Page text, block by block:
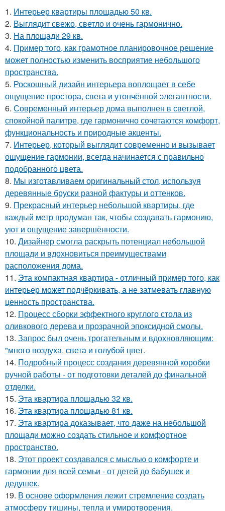
1. Интерьер квартиры площадью 50 кв.
2. Выглядит свежо, светло и очень гармонично.
3. На площади 29 кв.
4. Пример того, как грамотное планировочное решение
может полностью изменить восприятие небольшого
пространства.
5. Роскошный дизайн интерьера воплощает в себе
ощущение простора, света и утончённой элегантности.
6. Современный интерьер дома выполнен в светлой,
спокойной палитре, где гармонично сочетаются комфорт,
функциональность и природные акценты.
7. Интерьер, который выглядит современно и вызывает
ощущение гармонии, всегда начинается с правильно
подобранного цвета.
8. Мы изготавливаем оригинальный стол, используя
деревянные бруски разной фактуры и оттенков.
9. Прекрасный интерьер небольшой квартиры, где
каждый метр продуман так, чтобы создавать гармонию,
уют и ощущение завершённости.
10. Дизайнер смогла раскрыть потенциал небольшой
площади и вдохновиться преимуществами
расположения дома.
11. Эта компактная квартира - отличный пример того, как
интерьер может подчёркивать, а не затмевать главную
ценность пространства.
12. Процесс сборки эффектного круглого стола из
оливкового дерева и прозрачной эпоксидной смолы.
13. Запрос был очень трогательным и вдохновляющим:
"много воздуха, света и голубой цвет.
14. Подробный процесс создания деревянной коробки
ручной работы - от подготовки деталей до финальной
отделки.
15. Эта квартира площадью 32 кв.
16. Эта квартира площадью 81 кв.
17. Эта квартира доказывает, что даже на небольшой
площади можно создать стильное и комфортное
пространство.
18. Этот проект создавался с мыслью о комфорте и
гармонии для всей семьи - от детей до бабушек и
дедушек.
19. В основе оформления лежит стремление создать
атмосферу тишины, тепла и умиротворения.